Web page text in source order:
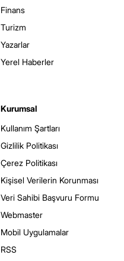
Finans
Turizm
Yazarlar
Yerel Haberler
Kurumsal
Kullanım Şartları
Gizlilik Politikası
Çerez Politikası
Kişisel Verilerin Korunması
Veri Sahibi Başvuru Formu
Webmaster
Mobil Uygulamalar
RSS